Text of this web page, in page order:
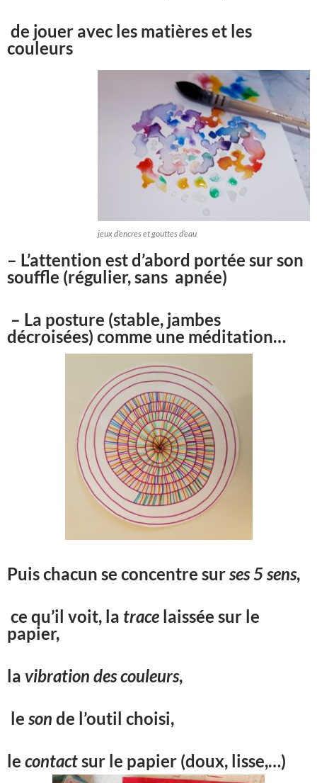
de jouer avec les matières et les
couleurs
jeux d’encres et gouttes d’eau
– L’attention est d’abord portée sur son
souffle (régulier, sans apnée)
– La posture (stable, jambes
décroisées) comme une méditation…
Puis chacun se concentre surses 5 sens,
ce qu’il voit, la trace laissée sur le
papier,
la vibration des couleurs,
le son de l’outil choisi,
le contact sur le papier (doux, lisse,…)